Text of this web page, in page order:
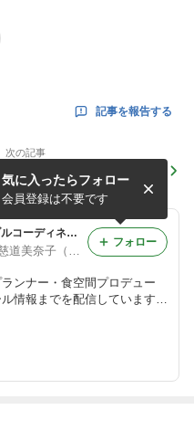
記事を報告する
次の記事
◆和クリスマス～お正月のテ
ーブルコーディネート♪
MIKOのインテリア＆テーブルコーディネート
ンナー・食空間プロデュー
情報までを配信しています。
クール代表 慈道美奈子のラ
気に入ったらフォロー
会員登録は不要です
フォロー